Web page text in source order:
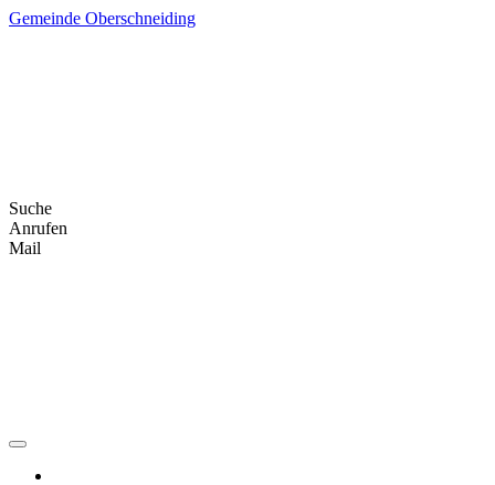
Skip
Gemeinde Oberschneiding
Suche
Anrufen
Mail